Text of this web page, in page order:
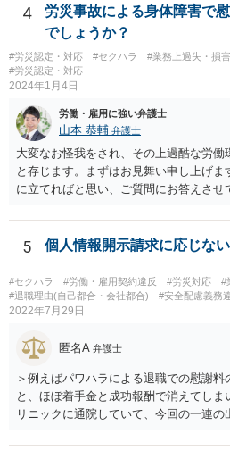
す。その意味では「無益的記載事項」
い主張で、過度に攻撃的な文章ですか
全くない事項です。 こういったことが
ルーする方が印象はよいのが普通です。
4
労災事故による身体障害で
でしょうか？
#労災認定・対応 #セクハラ #業務上過失・損
#労災認定・対応
2024年1月4日
労働・雇用に強い弁護士
山本 恭輔 弁護士
大変なお怪我をされ、その上過酷な労働
と存じます。まずはお見舞い申し上げ
に立てればと思い、ご質問にお答えさ
我に関しては労災保険からの給付や会
に関しては未払残業代の支払が受けら
けします。 請求が認められる可能性や
様々な事情のヒアリングや証拠資料の検
方針の検討も含め、一度面談にて法律相
ます。
5 個人情報開示請求に応じな
#セクハラ #労働・雇用契約違反 #労災対応
#
#退職理由(自己都合・会社都合)
#安全配慮義務
2022年7月29日
匿名A 弁護士
＞例えばパワハラによる退職での慰謝
と、ほぼ着手金と成功報酬で消えてし
リニックに通院していて、今回の一連
万が一、慰謝料請求が認められるにし